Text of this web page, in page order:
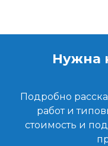
Нужна
Подробно
работ и
стоимость и